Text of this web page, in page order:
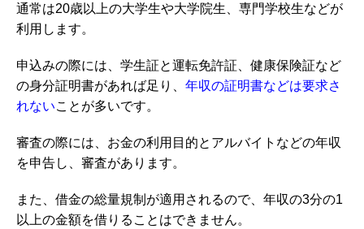
通常は20歳以上の大学生や大学院生、専門学校生などが
利用 します。
申込みの際には、学生証と運転免許証、健康保険証など
の身分証明書があれば足り、 年収の証明書などは要求さ
れないことが多いです。
審査の際には、お金の利用目的とアルバイトなどの年収
を申告し、審査があります。
また、借金の総量規制が適用されるので、年収の3分の1
以上の金額を借りることはできません。